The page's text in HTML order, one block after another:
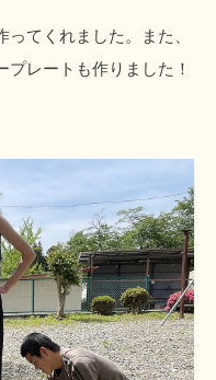
てくれました。また、
レートも作りました！